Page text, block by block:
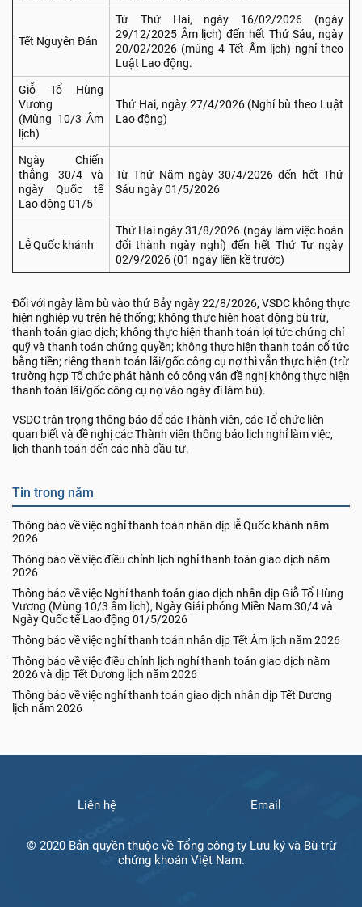
Tết Nguyên Đán
Từ Thứ Hai, ngày 16/02/2026 (ngày
29/12/2025 Âm lịch) đến hết Thứ Sáu, ngày
20/02/2026 (mùng 4 Tết Âm lịch) nghỉ theo
Luật Lao động.
Giỗ Tổ Hùng
Vương
(Mùng 10/3 Âm
lịch)
Thứ Hai, ngày 27/4/2026 (Nghỉ bù theo Luật
Lao động)
Ngày Chiến
thắng 30/4 và
ngày Quốc tế
Lao động 01/5
Từ Thứ Năm ngày 30/4/2026 đến hết Thứ
Sáu ngày 01/5/2026
Lễ Quốc khánh
Thứ Hai ngày 31/8/2026 (ngày làm việc hoán
đổi thành ngày nghỉ) đến hết Thứ Tư ngày
02/9/2026 (01 ngày liền kề trước)
Đối với ngày làm bù vào thứ Bảy ngày 22/8/2026, VSDC không thực
hiện nghiệp vụ trên hệ thống; không thực hiện hoạt động bù trừ,
thanh toán giao dịch; không thực hiện thanh toán lợi tức chứng chỉ
quỹ và thanh toán chứng quyền; không thực hiện thanh toán cổ tức
bằng tiền; riêng thanh toán lãi/gốc công cụ nợ thì vẫn thực hiện (trừ
trường hợp Tổ chức phát hành có công văn đề nghị không thực hiện
thanh toán lãi/gốc công cụ nợ vào ngày đi làm bù).
VSDC trân trọng thông báo để các Thành viên, các Tổ chức liên
quan biết và đề nghị các Thành viên thông báo lịch nghỉ làm việc,
lịch thanh toán đến các nhà đầu tư.
Tin trong năm
Thông báo về việc nghỉ thanh toán nhân dịp lễ Quốc khánh năm
2026
Thông báo về việc điều chỉnh lịch nghỉ thanh toán giao dịch năm
2026
Thông báo về việc Nghỉ thanh toán giao dịch nhân dịp Giỗ Tổ Hùng
Vương (Mùng 10/3 âm lịch), Ngày Giải phóng Miền Nam 30/4 và
Ngày Quốc tế Lao động 01/5/2026
Thông báo về việc nghỉ thanh toán nhân dịp Tết Âm lịch năm 2026
Thông báo về việc điều chỉnh lịch nghỉ thanh toán giao dịch năm
2026 và dịp Tết Dương lịch năm 2026
Thông báo về việc nghỉ thanh toán giao dịch nhân dịp Tết Dương
lịch năm 2026
Liên hệ Email
© 2020 Bản quyền thuộc về Tổng công ty Lưu ký và Bù trừ
chứng khoán Việt Nam.